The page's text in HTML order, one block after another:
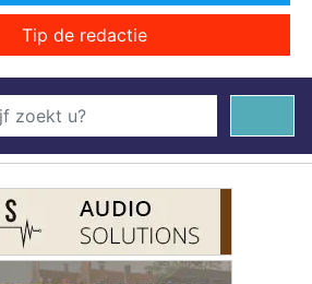
Tip de redactie